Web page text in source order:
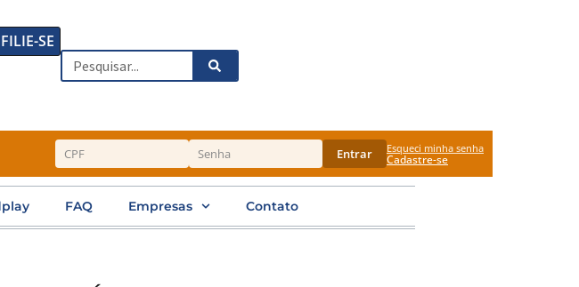
FILIE-SE
Search
Entrar Esqueci minha senha
Cadastre-se
FAQ Empresas Contato